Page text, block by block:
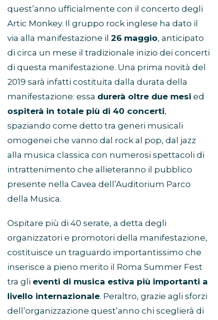
quest’anno ufficialmente con il concerto degli
Artic Monkey. Il gruppo rock inglese ha dato il
via alla manifestazione il 26 maggio, anticipato
di circa un mese il tradizionale inizio dei concerti
di questa manifestazione. Una prima novità del
2019 sarà infatti costituita dalla durata della
manifestazione: essa durerà oltre due mesi ed
ospiterà in totale più di 40 concerti,
spaziando come detto tra generi musicali
omogenei che vanno dal rock al pop, dal jazz
alla musica classica con numerosi spettacoli di
intrattenimento che allieteranno il pubblico
presente nella Cavea dell’Auditorium Parco
della Musica.
Ospitare più di 40 serate, a detta degli
organizzatori e promotori della manifestazione,
costituisce un traguardo importantissimo che
inserisce a pieno merito il Roma Summer Fest
tra gli eventi di musica estiva più importanti a
livello internazionale. Peraltro, grazie agli sforzi
dell’organizzazione quest’anno chi sceglierà di